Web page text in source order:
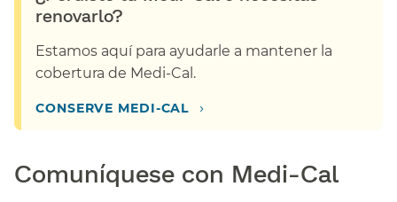
renovarlo?​​
Estamos aquí para ayudarle a mantener la
cobertura de Medi-Cal.​​
CONSERVE MEDI-CAL​​ ›
Comuníquese con Medi-Cal​​